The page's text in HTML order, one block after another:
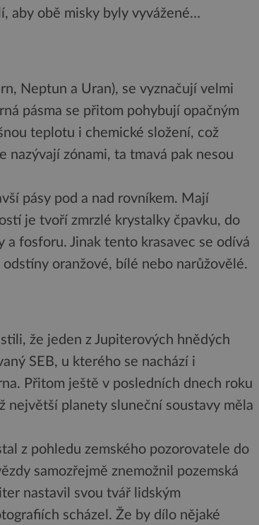
aby obě misky byly vyvážené…
Neptun a Uran), se vyznačují velmi
pásma se přitom pohybují opačným
teplotu i chemické složení, což
nazývají zónami, ta tmavá pak nesou
pásy pod a nad rovníkem. Mají
je tvoří zmrzlé krystalky čpavku, do
fosforu. Jinak tento krasavec se odívá
oranžové, bílé nebo narůžovělé.
že jeden z Jupiterových hnědých
SEB, u kterého se nachází i
Přitom ještě v posledních dnech roku
největší planety sluneční soustavy měla
z pohledu zemského pozorovatele do
samozřejmě znemožnil pozemská
nastavil svou tvář lidským
scházel. Že by dílo nějaké